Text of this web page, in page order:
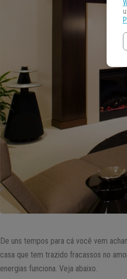
De uns tempos para cá você vem
casa que tem trazido fracassos no
energias funciona. Veja abaixo.